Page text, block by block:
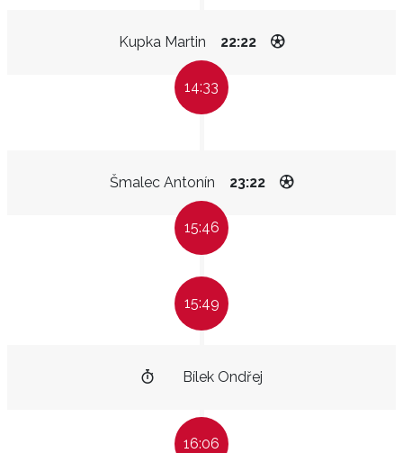
Kupka Martin 22:22
14:33
Šmalec Antonín 23:22
15:46
15:49
Bílek Ondřej
16:06